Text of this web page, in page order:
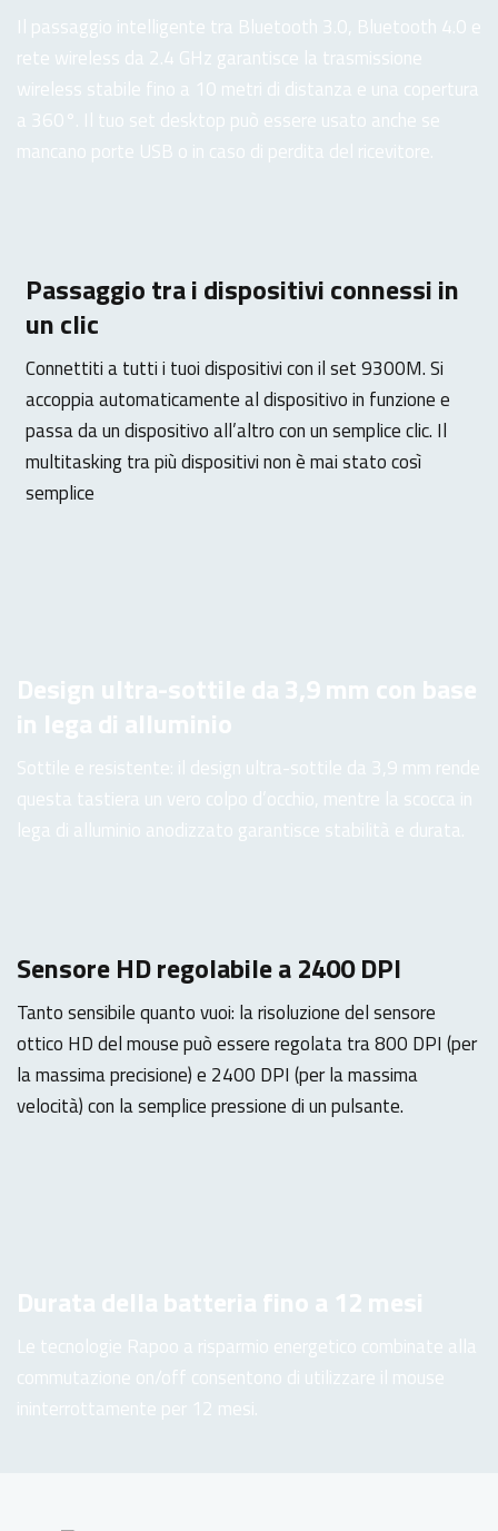
Il passaggio intelligente tra Bluetooth 3.0, Bluetooth 4.0 e
rete wireless da 2.4 GHz garantisce la trasmissione
wireless stabile fino a 10 metri di distanza e una copertura
a 360°. Il tuo set desktop può essere usato anche se
mancano porte USB o in caso di perdita del ricevitore.
Passaggio tra i dispositivi connessi in
un clic
Connettiti a tutti i tuoi dispositivi con il set 9300M. Si
accoppia automaticamente al dispositivo in funzione e
passa da un dispositivo all’altro con un semplice clic. Il
multitasking tra più dispositivi non è mai stato così
semplice
Design ultra-sottile da 3,9 mm con base
in lega di alluminio
Sottile e resistente: il design ultra-sottile da 3,9 mm rende
questa tastiera un vero colpo d’occhio, mentre la scocca in
lega di alluminio anodizzato garantisce stabilità e durata.
Sensore HD regolabile a 2400 DPI
Tanto sensibile quanto vuoi: la risoluzione del sensore
ottico HD del mouse può essere regolata tra 800 DPI (per
la massima precisione) e 2400 DPI (per la massima
velocità) con la semplice pressione di un pulsante.
Durata della batteria fino a 12 mesi
Le tecnologie Rapoo a risparmio energetico combinate alla
commutazione on/off consentono di utilizzare il mouse
ininterrottamente per 12 mesi.